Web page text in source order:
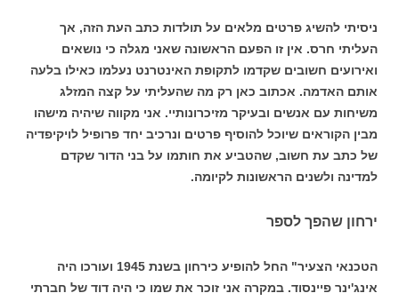
ניסיתי להשיג פרטים מלאים על תולדות כתב העת הזה, אך
העליתי חרס. אין זו הפעם הראשונה שאני מגלה כי נושאים
ואירועים חשובים שקדמו לתקופת האינטרנט נעלמו כאילו בלעה
אותם האדמה. אכתוב כאן רק מה שהעליתי על קצה המזלג
משיחות עם אנשים ובעיקר מזיכרונותיי. אני מקווה שיהיה מישהו
מבין הקוראים שיוכל להוסיף פרטים ונרכיב יחד פרופיל לויקיפדיה
של כתב עת חשוב, שהטביע את חותמו על בני הדור שקדם
למדינה ולשנים הראשונות לקיומה.
ירחון שהפך לספר
הטכנאי הצעיר" החל להופיע כירחון בשנת 1945 ועורכו היה
אינג'ינר פיינסוד. במקרה אני זוכר את שמו כי היה דוד של חברתי